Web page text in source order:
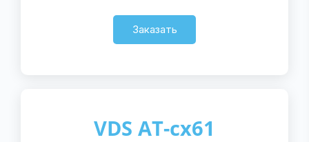
Заказать
VDS AT-cx61